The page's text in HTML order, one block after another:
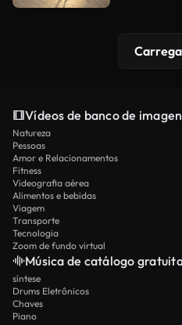
Vídeos de banco de
Natureza
Pessoas
Amor e Relacionamentos
Fitness
Videografia aérea
Alimentos e bebidas
Viagem
Transporte
Tecnologia
Zoom de fundo virtual
Música de catálogo
síntese
Drums Eletrônicos
Chaves
Piano